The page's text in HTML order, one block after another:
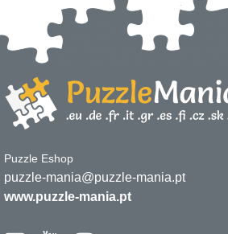
Puzzle Eshop
puzzle-mania@puzzle-mania.pt
www.puzzle-mania.pt